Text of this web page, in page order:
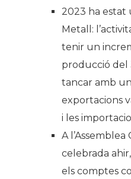
2023 ha estat
Metall:
tenir un
producció del
tancar amb un
exportacions
i les
A
celebrada
els comptes